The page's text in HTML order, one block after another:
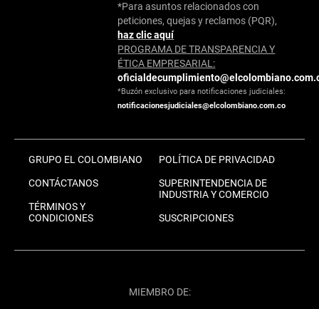
*Para asuntos relacionados con
peticiones, quejas y reclamos (PQR),
haz clic aquí
PROGRAMA DE TRANSPARENCIA Y
ÉTICA EMPRESARIAL:
*Buzón exclusivo para notificaciones judiciales:
notificacionesjudiciales@elcolombiano.com.co
GRUPO EL COLOMBIANO
CONTÁCTANOS
TÉRMINOS Y
CONDICIONES
POLÍTICA DE PRIVACIDAD
SUPERINTENDENCIA DE
INDUSTRIA Y COMERCIO
SUSCRIPCIONES
MIEMBRO DE: